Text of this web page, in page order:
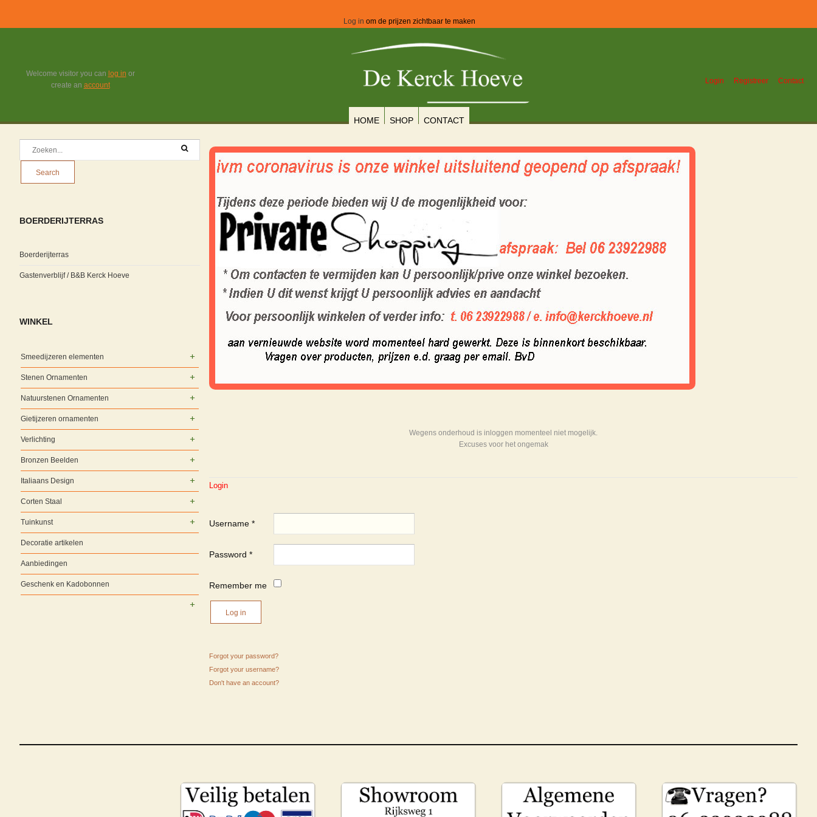
Log in om de prijzen zichtbaar te maken
Welcome visitor you can log in or
create an account Login Registreer Contact
HOME SHOP CONTACT
Wegens onderhoud is inloggen momenteel niet mogelijk.
Excuses voor het ongemak
Login
Username *
Password *
Remember me
Log in
Forgot your password?
Forgot your username?
Don't have an account?
BOERDERIJTERRAS
Boerderijterras
Gastenverblijf / B&B Kerck Hoeve
WINKEL
Smeedijzeren elementen
Stenen Ornamenten
Natuurstenen Ornamenten
Gietijzeren ornamenten
Verlichting
Bronzen Beelden
Italiaans Design
Corten Staal
Tuinkunst
Decoratie artikelen
Aanbiedingen
Geschenk en Kadobonnen